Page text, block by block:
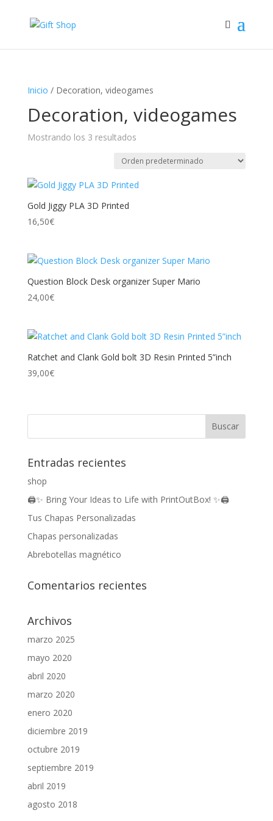
Inicio / Decoration, videogames
Decoration, videogames
Mostrando los 3 resultados
Gold Jiggy PLA 3D Printed
16,50€
Question Block Desk organizer Super Mario
24,00€
Ratchet and Clank Gold bolt 3D Resin Printed 5”inch
39,00€
Entradas recientes
shop
🖨️✨ Bring Your Ideas to Life with PrintOutBox! ✨🖨️
Tus Chapas Personalizadas
Chapas personalizadas
Abrebotellas magnético
Comentarios recientes
Archivos
marzo 2025
mayo 2020
abril 2020
marzo 2020
enero 2020
diciembre 2019
octubre 2019
septiembre 2019
abril 2019
agosto 2018